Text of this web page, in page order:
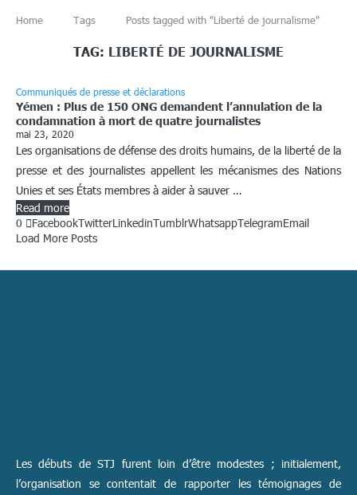
Home Tags Posts tagged with "Liberté de journalisme"
TAG: LIBERTÉ DE JOURNALISME
Communiqués de presse et déclarations
Yémen : Plus de 150 ONG demandent l’annulation de la
condamnation à mort de quatre journalistes
mai 23, 2020
Les organisations de défense des droits humains, de la liberté de la
presse et des journalistes appellent les mécanismes des Nations
Unies et ses États membres à aider à sauver …
Read more
0
FacebookTwitterLinkedinTumblrWhatsappTelegramEmail
Load More Posts
Les débuts de STJ furent loin d’être modestes ; initialement,
l’organisation se contentait de rapporter les témoignages de